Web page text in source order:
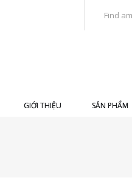
GIỚI THIỆU SẢN PHẨM